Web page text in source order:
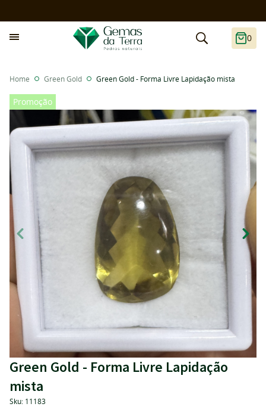
0
Home Green Gold Green Gold - Forma Livre Lapidação mista
Promoção
Green Gold - Forma Livre Lapidação
mista
Sku: 11183